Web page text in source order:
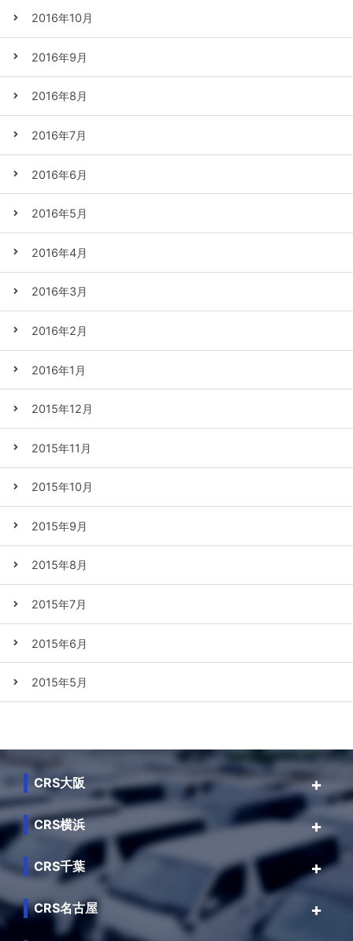
2016年10月
2016年9月
2016年8月
2016年7月
2016年6月
2016年5月
2016年4月
2016年3月
2016年2月
2016年1月
2015年12月
2015年11月
2015年10月
2015年9月
2015年8月
2015年7月
2015年6月
2015年5月
CRS大阪
CRS横浜
CRS千葉
CRS名古屋